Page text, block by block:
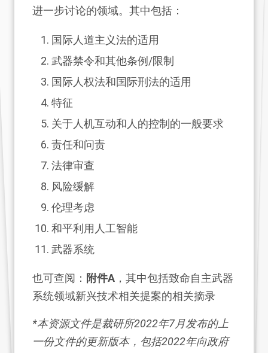
进一步讨论的领域。其中包括：
国际人道主义法的适用
武器禁令和其他条例/限制
国际人权法和国际刑法的适用
特征
关于人机互动和人的控制的一般要求
责任和问责
法律审查
风险缓解
伦理考虑
和平利用人工智能
武器系统
也可查阅： 附件A ，其中包括致命自主武器
系统领域新兴技术相关提案的相关摘录
*本资源文件是裁研所2022年7月发布的上
一份文件的更新版本，包括2022年向政府